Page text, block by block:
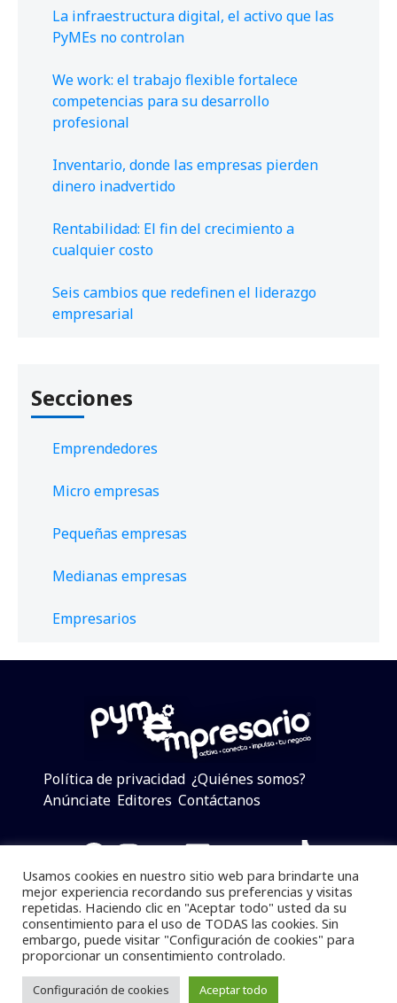
La infraestructura digital, el activo que las
PyMEs no controlan
We work: el trabajo flexible fortalece
competencias para su desarrollo
profesional
Inventario, donde las empresas pierden
dinero inadvertido
Rentabilidad: El fin del crecimiento a
cualquier costo
Seis cambios que redefinen el liderazgo
empresarial
Secciones
Emprendedores
Micro empresas
Pequeñas empresas
Medianas empresas
Empresarios
Política de privacidad ¿Quiénes somos?
Anúnciate Editores Contáctanos
Facebook
Instagram
Twitter
LinkedIn
Telegram
YouTube
TikTok
Pymempresario © 2025 Todos los derechos reservados.
Se prohibe el uso de la información total o parcial sin
dar referencia a la fuente.
Usamos cookies en nuestro sitio web para brindarte una
mejor experiencia recordando sus preferencias y visitas
repetidas. Haciendo clic en "Aceptar todo" usted da su
consentimiento para el uso de TODAS las cookies. Sin
embargo, puede visitar "Configuración de cookies" para
proporcionar un consentimiento controlado.
Configuración de cookies Aceptar todo